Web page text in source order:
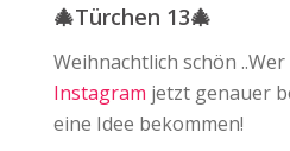
🎄Türchen 13🎄
Weihnachtlich schön ..Wer
Instagram jetzt genauer
eine Idee bekommen!